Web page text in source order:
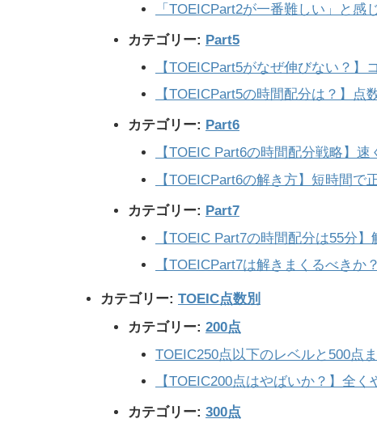
「TOEICPart2が一番難しい」と感
カテゴリー: Part5
【TOEICPart5がなぜ伸びない？】
【TOEICPart5の時間配分は？】点
カテゴリー: Part6
【TOEIC Part6の時間配分戦略】
【TOEICPart6の解き方】短時間で
カテゴリー: Part7
【TOEIC Part7の時間配分は55分
【TOEICPart7は解きまくるべき
カテゴリー: TOEIC点数別
カテゴリー: 200点
TOEIC250点以下のレベルと500点
【TOEIC200点はやばいか？】全
カテゴリー: 300点